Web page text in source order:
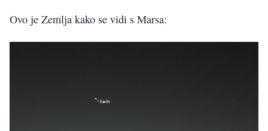
Ovo je Zemlja kako se vidi s Marsa: